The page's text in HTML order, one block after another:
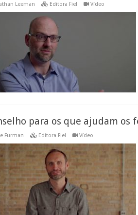
Leeman Editora Fiel Vídeo
para os que ajudam os
Furman Editora Fiel Vídeo